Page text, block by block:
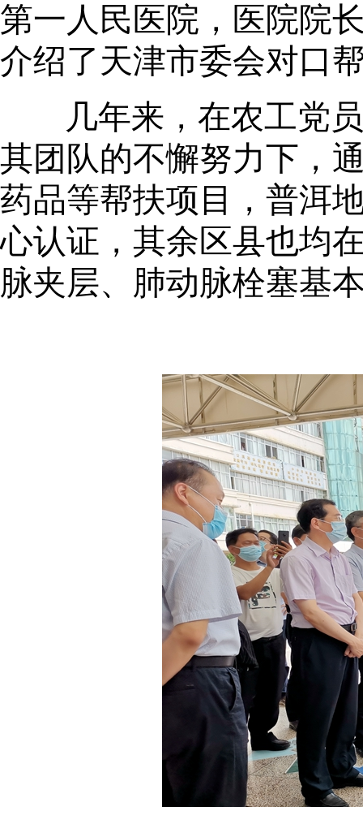
第一人民医院，医院院
介绍了天津市委会对口
几年来，在农工党
其团队的不懈努力下，
药品等帮扶项目，普洱
心认证，其余区县也均
脉夹层、肺动脉栓塞基